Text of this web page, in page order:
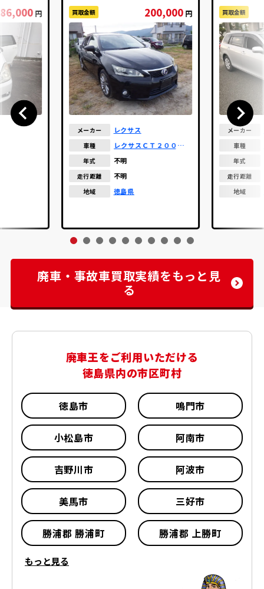
86,000 円 買取金額 200,000 円
メーカー レクサス
車種
レクサスＣＴ２００ハイ
年式 不明
走行距離 不明
地域 徳島県
買取金額
メーカー
車種
年式
走行距離
地域
廃車・事故車買取実績をもっと見
る
廃車王をご利用いただける
徳島県内の市区町村
徳島市 鳴門市
小松島市 阿南市
吉野川市 阿波市
美馬市 三好市
勝浦郡 勝浦町 勝浦郡 上勝町
名東郡 佐那河内村
もっと見る